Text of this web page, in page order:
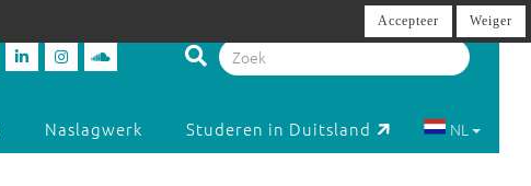
Naslagwerk Studeren in Duitsland NL
Accepteer Weiger